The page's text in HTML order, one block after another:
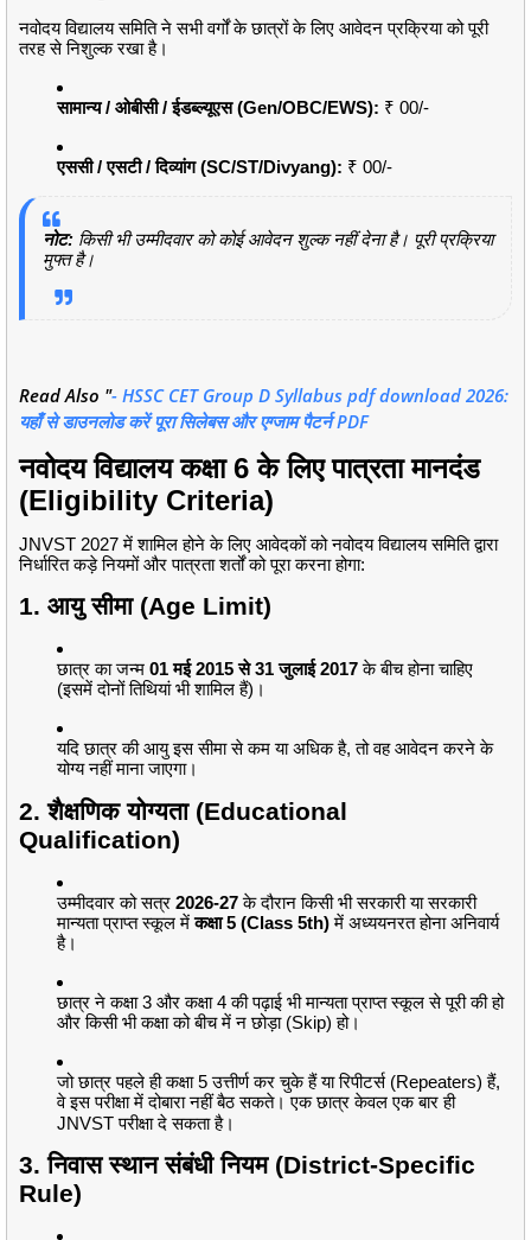
नवोदय विद्यालय समिति ने सभी वर्गों के छात्रों के लिए आवेदन प्रक्रिया को पूरी
तरह से निशुल्क रखा है।
सामान्य / ओबीसी / ईडब्ल्यूएस (Gen/OBC/EWS): ₹ 00/-
एससी / एसटी / दिव्यांग (SC/ST/Divyang): ₹ 00/-
नोट: किसी भी उम्मीदवार को कोई आवेदन शुल्क नहीं देना है। पूरी प्रक्रिया
मुफ्त है।
Read Also "- HSSC CET Group D Syllabus pdf download 2026:
यहाँ से डाउनलोड करें पूरा सिलेबस और एग्जाम पैटर्न PDF
नवोदय विद्यालय कक्षा 6 के लिए पात्रता मानदंड
(Eligibility Criteria)
JNVST 2027 में शामिल होने के लिए आवेदकों को नवोदय विद्यालय समिति द्वारा
निर्धारित कड़े नियमों और पात्रता शर्तों को पूरा करना होगा:
1. आयु सीमा (Age Limit)
छात्र का जन्म 01 मई 2015 से 31 जुलाई 2017के बीच होना चाहिए
(इसमें दोनों तिथियां भी शामिल हैं)।
यदि छात्र की आयु इस सीमा से कम या अधिक है, तो वह आवेदन करने के
योग्य नहीं माना जाएगा।
2. शैक्षणिक योग्यता (Educational
Qualification)
उम्मीदवार को सत्र 2026-27के दौरान किसी भी सरकारी या सरकारी
मान्यता प्राप्त स्कूल मेंकक्षा 5 (Class 5th)में अध्ययनरत होना अनिवार्य
है।
छात्र ने कक्षा 3 और कक्षा 4 की पढ़ाई भी मान्यता प्राप्त स्कूल से पूरी की हो
और किसी भी कक्षा को बीच में न छोड़ा (Skip) हो।
जो छात्र पहले ही कक्षा 5 उत्तीर्ण कर चुके हैं या रिपीटर्स (Repeaters) हैं,
वे इस परीक्षा में दोबारा नहीं बैठ सकते। एक छात्र केवल एक बार ही
JNVST परीक्षा दे सकता है।
3. निवास स्थान संबंधी नियम (District-Specific
Rule)